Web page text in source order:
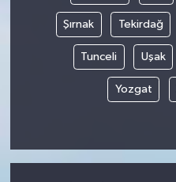
Şırnak Tekirdağ
Tunceli Uşak
Yozgat